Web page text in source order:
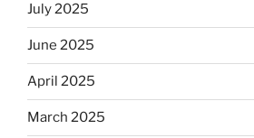
July 2025
June 2025
April 2025
March 2025